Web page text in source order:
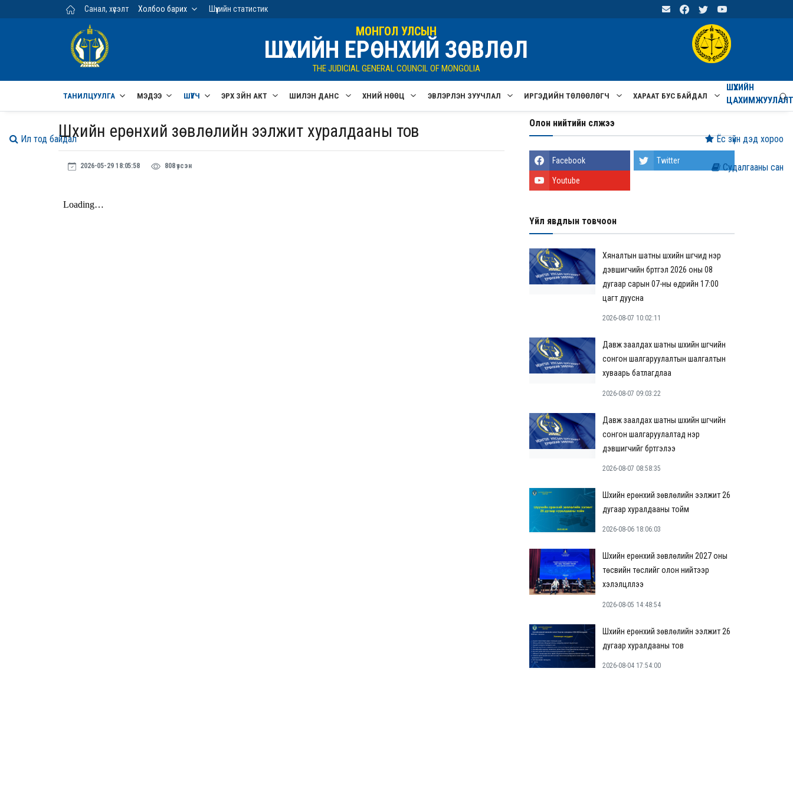
Үндсэн агуулга руу шилжих
Санал, хүсэлт Холбоо барих Шүүхийн статистик
МОНГОЛ УЛСЫН
ШҮҮХИЙН ЕРӨНХИЙ ЗӨВЛӨЛ
THE JUDICIAL GENERAL COUNCIL OF MONGOLIA
ТАНИЛЦУУЛГА МЭДЭЭ ШҮҮГЧ ЭРХ ЗҮЙН АКТ ШИЛЭН ДАНС ХҮНИЙ НӨӨЦ ЭВЛЭРҮҮЛЭН ЗУУЧЛАЛ ИРГЭДИЙН ТӨЛӨӨЛӨГЧ ХАРААТ БУС БАЙДАЛ
ШҮҮХИЙН
Шүүхийн ерөнхий зөвлөлийн ээлжит хуралдааны тов
2026-05-29 18:05:58 808 үзсэн
Олон нийтийн сүлжээ
Facebook Twitter
Youtube
Үйл явдлын товчоон
Хяналтын шатны шүүхийн шүүгчид нэр
дэвшигчийн бүртгэл 2026 оны 08
дугаар сарын 07-ны өдрийн 17:00
цагт дуусна
2026-08-07 10:02:11
Давж заалдах шатны шүүхийн шүүгчийн
сонгон шалгаруулалтын шалгалтын
хуваарь батлагдлаа
2026-08-07 09:03:22
Давж заалдах шатны шүүхийн шүүгчийн
сонгон шалгаруулалтад нэр
дэвшигчийг бүртгэлээ
2026-08-07 08:58:35
Шүүхийн ерөнхий зөвлөлийн ээлжит 26
дугаар хуралдааны тойм
2026-08-06 18:06:03
Шүүхийн ерөнхий зөвлөлийн 2027 оны
төсвийн төслийг олон нийтээр
хэлэлцүүллээ
2026-08-05 14:48:54
Шүүхийн ерөнхий зөвлөлийн ээлжит 26
дугаар хуралдааны тов
2026-08-04 17:54:00
Судалгааны сан
Ёс зүйн дэд хороо
Ил тод байдал